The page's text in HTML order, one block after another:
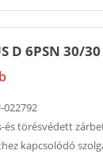
D 6PSN 30/
022792
és törésvédett
kapcsolódó